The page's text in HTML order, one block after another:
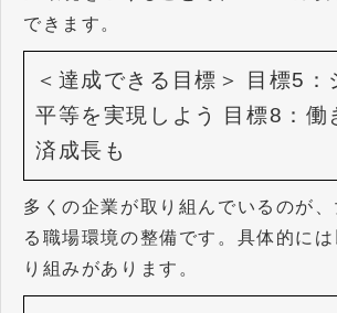
できます。
＜達成できる目標＞
目標5：
平等を実現しよう
目標8：働
済成長も
多くの企業が取り組んでいるのが
る職場環境の整備です。具体的に
り組みがあります。